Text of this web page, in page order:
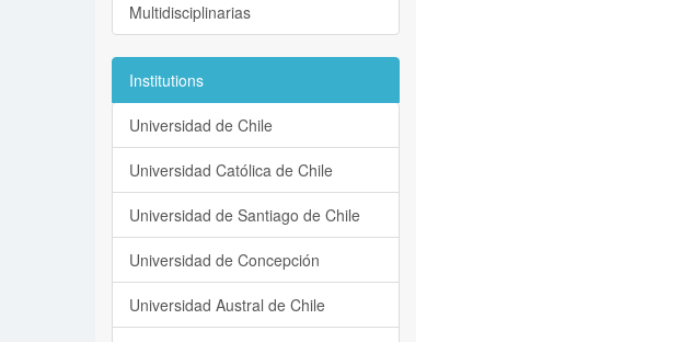
Multidisciplinarias
Institutions
Universidad de Chile
Universidad Católica de Chile
Universidad de Santiago de Chile
Universidad de Concepción
Universidad Austral de Chile